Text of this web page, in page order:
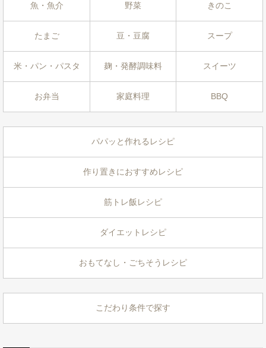
魚・魚介 野菜 きのこ
たまご 豆・豆腐 スープ
米・パン・パスタ 麹・発酵調味料 スイーツ
お弁当 家庭料理 BBQ
パパッと作れるレシピ
作り置きにおすすめレシピ
筋トレ飯レシピ
ダイエットレシピ
おもてなし・ごちそうレシピ
こだわり条件で探す